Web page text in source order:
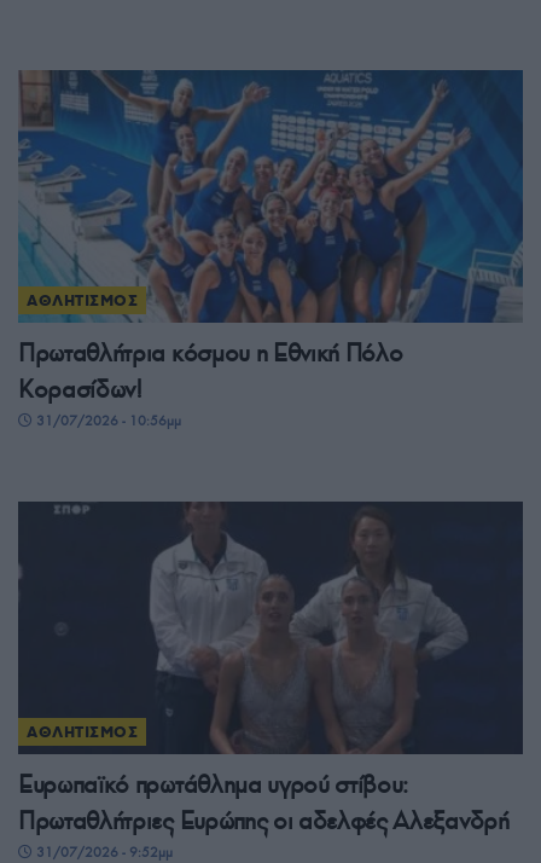
ΑΘΛΗΤΙΣΜΟΣ
Πρωταθλήτρια κόσμου η Εθνική Πόλο
Κορασίδων!
31/07/2026 - 10:56μμ
ΑΘΛΗΤΙΣΜΟΣ
Ευρωπαϊκό πρωτάθλημα υγρού στίβου:
Πρωταθλήτριες Ευρώπης οι αδελφές Αλεξανδρή
31/07/2026 - 9:52μμ